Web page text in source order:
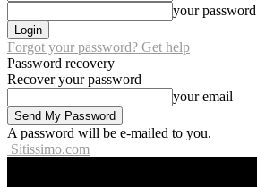
your password
Forgot your password? Get help
Password recovery
Recover your password
your email
A password will be e-mailed to you.
Sitissimo.com